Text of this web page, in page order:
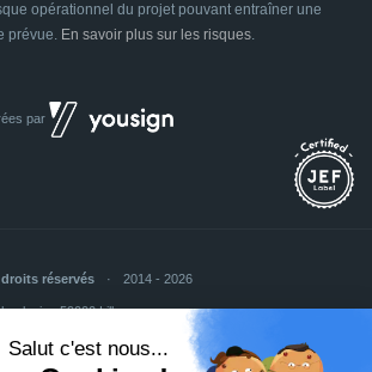
opérationnel du projet pouvant entraîner une
prévue. En savoir plus sur les risques.
par
réservés 2014 - 2026
59000 Lille
CGV Confidentialité Cookies